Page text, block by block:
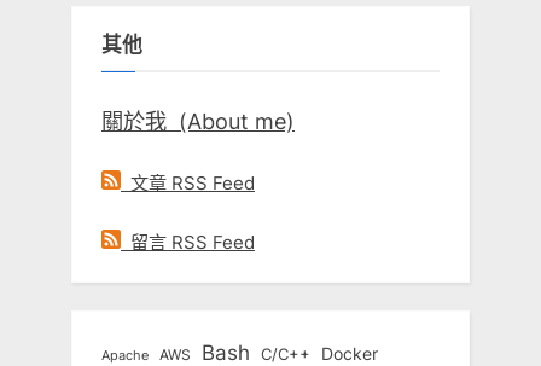
字:
其他
關於我 (About me)
文章 RSS Feed
留言 RSS Feed
Apache AWS Bash C/C++ Docker